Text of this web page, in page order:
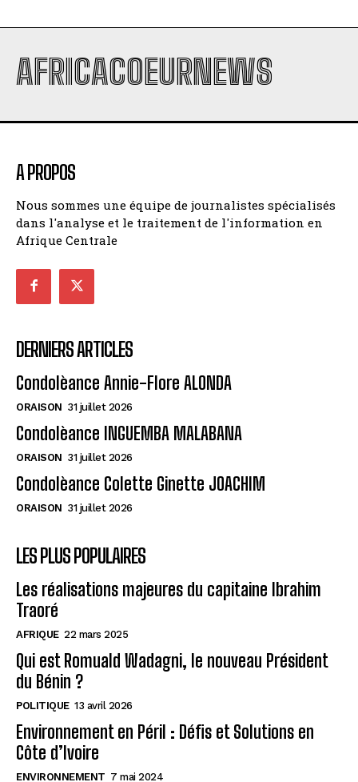
AFRICACOEURNEWS
A PROPOS
Nous sommes une équipe de journalistes spécialisés
dans l'analyse et le traitement de l'information en
Afrique Centrale
DERNIERS ARTICLES
Condolèance Annie-Flore ALONDA
ORAISON 31 juillet 2026
Condolèance INGUEMBA MALABANA
ORAISON 31 juillet 2026
Condolèance Colette Ginette JOACHIM
ORAISON 31 juillet 2026
LES PLUS POPULAIRES
Les réalisations majeures du capitaine Ibrahim
Traoré
AFRIQUE 22 mars 2025
Qui est Romuald Wadagni, le nouveau Président
du Bénin ?
POLITIQUE 13 avril 2026
Environnement en Péril : Défis et Solutions en
Côte d’Ivoire
ENVIRONNEMENT 7 mai 2024